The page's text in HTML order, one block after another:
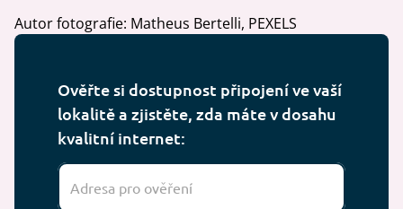
Autor fotografie: Matheus Bertelli, PEXELS
Ověřte si dostupnost připojení ve vaší
lokalitě a zjistěte, zda máte v dosahu
kvalitní internet: